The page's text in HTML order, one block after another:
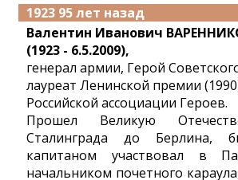
1923 95 лет назад
Валентин Иванович
(1923 - 6.5.2009),
генерал армии, Герой
лауреат Ленинской премии
Российской ассоциации Героев.
Прошел Великую
Сталинграда до Берлина,
капитаном участвовал в
начальником почетного